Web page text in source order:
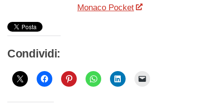
Monaco Pocket
Condividi: